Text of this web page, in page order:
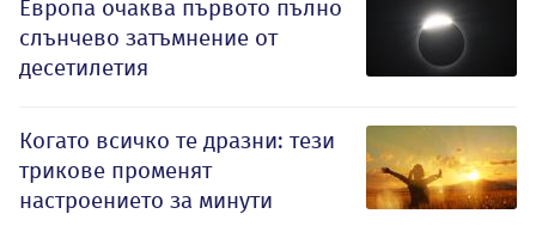
Европа очаква първото пълно
слънчево затъмнение от
десетилетия
Когато всичко те дразни: тези
трикове променят
настроението за минути